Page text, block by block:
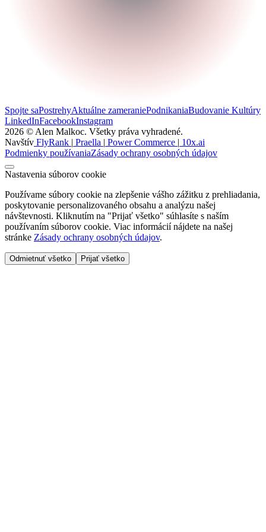
Spojte saPostrehyAktuálne zameraniePodnikaniaBudovanie Kultúry
LinkedInFacebookInstagram
2026 © Alen Malkoc. Všetky práva vyhradené.
Navštív FlyRank | Praella | Power Commerce | 10x.ai
Podmienky používaniaZásady ochrany osobných údajov
Nastavenia súborov cookie
Používame súbory cookie na zlepšenie vášho zážitku z prehliadania,
poskytovanie personalizovaného obsahu a analýzu našej
návštevnosti. Kliknutím na "Prijať všetko" súhlasíte s naším
používaním súborov cookie. Viac informácií nájdete na našej
stránke Zásady ochrany osobných údajov.
Odmietnuť všetko Prijať všetko